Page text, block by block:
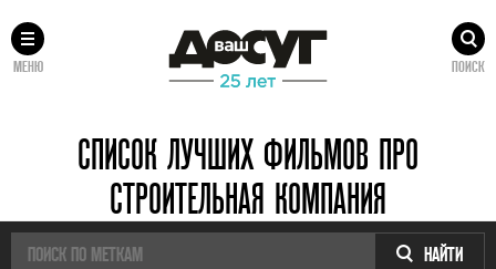
МЕНЮ ПОИСК
СПИСОК ЛУЧШИХ ФИЛЬМОВ ПРО
СТРОИТЕЛЬНАЯ КОМПАНИЯ
НАЙТИ